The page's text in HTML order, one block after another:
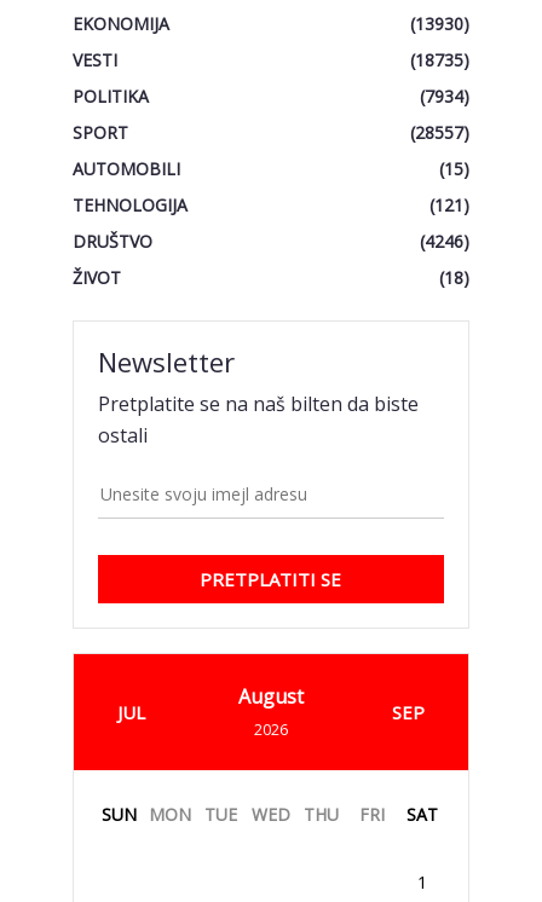
EKONOMIJA
(13930)
VESTI
(18735)
POLITIKA
(7934)
SPORT
(28557)
AUTOMOBILI
(15)
TEHNOLOGIJA
(121)
DRUŠTVO
(4246)
ŽIVOT
(18)
Newsletter
Pretplatite se na naš bilten da biste
ostali
PRETPLATITI SE
JUL
August
2026
SEP
SUN MON TUE WED THU FRI SAT
1